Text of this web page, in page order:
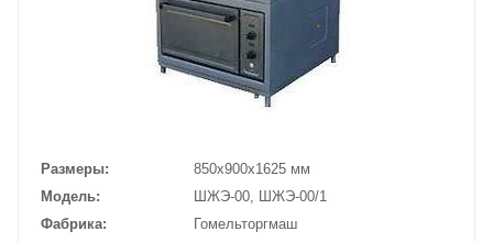
Размеры
850х900х1625 мм
Модель
ШЖЭ-00, ШЖЭ-00/1
Фабрика
Гомельторгмаш